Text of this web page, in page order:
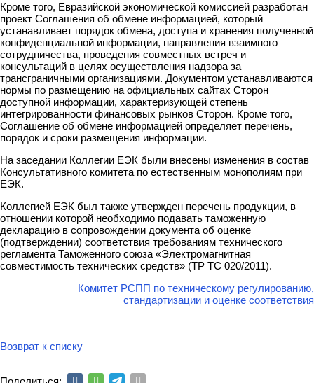
Кроме того, Евразийской экономической комиссией разработан
проект Соглашения об обмене информацией, который
устанавливает порядок обмена, доступа и хранения полученной
конфиденциальной информации, направления взаимного
сотрудничества, проведения совместных встреч и
консультаций в целях осуществления надзора за
трансграничными организациями. Документом устанавливаются
нормы по размещению на официальных сайтах Сторон
доступной информации, характеризующей степень
интегрированности финансовых рынков Сторон. Кроме того,
Соглашение об обмене информацией определяет перечень,
порядок и сроки размещения информации.
На заседании Коллегии ЕЭК были внесены изменения в состав
Консультативного комитета по естественным монополиям при
ЕЭК.
Коллегией ЕЭК был также утвержден перечень продукции, в
отношении которой необходимо подавать таможенную
декларацию в сопровождении документа об оценке
(подтверждении) соответствия требованиям технического
регламента Таможенного союза «Электромагнитная
совместимость технических средств» (ТР ТС 020/2011).
Комитет РСПП по техническому регулированию,
стандартизации и оценке соответствия
Возврат к списку